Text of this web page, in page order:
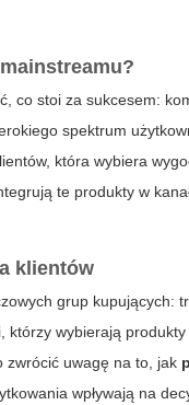
co stoi za sukcesem:
spektrum
która wybiera
te produkty w
klientów
grup kupujących:
którzy wybierają
zwrócić uwagę na to, jak
wpływają na